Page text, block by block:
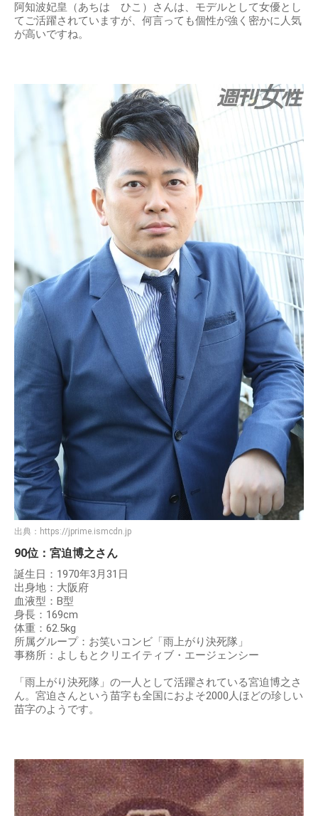
阿知波妃皇（あちは ひこ）さんは、モデルとして女優とし
てご活躍されていますが、何言っても個性が強く密かに人気
が高いですね。
出典： https://jprime.ismcdn.jp
90位：宮迫博之さん
誕生日：1970年3月31日
出身地：大阪府
血液型：B型
身長：169cm
体重：62.5kg
所属グループ：お笑いコンビ「雨上がり決死隊」
事務所：よしもとクリエイティブ・エージェンシー
「雨上がり決死隊」の一人として活躍されている宮迫博之さ
ん。宮迫さんという苗字も全国におよそ2000人ほどの珍しい
苗字のようです。